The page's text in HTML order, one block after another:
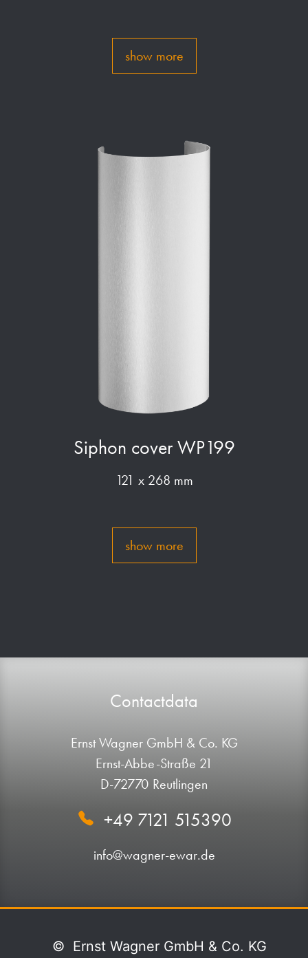
show more
Siphon cover WP199
121 x 268 mm
show more
Contactdata
Ernst Wagner GmbH & Co. KG
Ernst-Abbe-Straße 21
D-72770 Reutlingen
+49 7121 515390
info@wagner-ewar.de
© Ernst Wagner GmbH & Co. KG